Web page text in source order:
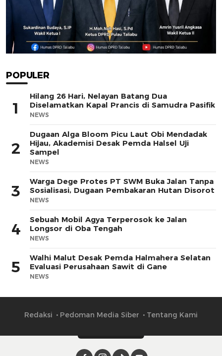
POPULER
1
Hilang 26 Hari, Nelayan Batang Dua
Diselamatkan Kapal Prancis di Samudra Pasifik
NEWS
2
Dugaan Alga Bloom Picu Laut Obi Mendadak
Hijau, Akademisi Desak Pemda Halsel Uji
Sampel
NEWS
3
Warga Dege Protes PT SWM Buka Jalan Tanpa
Sosialisasi, Dugaan Pembakaran Hutan Disorot
NEWS
4
Sebuah Mobil Agya Terperosok ke Jalan
Longsor di Oba Tengah
NEWS
5
Walhi Malut Desak Pemda Halmahera Selatan
Evaluasi Perusahaan Sawit di Gane
NEWS
Redaksi Pedoman Media Siber Tentang Kami